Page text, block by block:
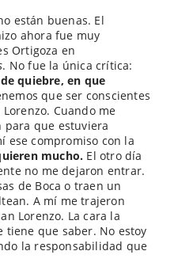
están buenas. El
ahora fue muy
Ortigoza en
. No fue la única crítica:
quiebre, en que
que ser conscientes
Cuando me
que estuviera
ese compromiso con la
mucho. El otro día
no me dejaron entrar.
de Boca o traen un
A mí me trajeron
Lorenzo. La cara la
tiene que saber. No estoy
la responsabilidad que